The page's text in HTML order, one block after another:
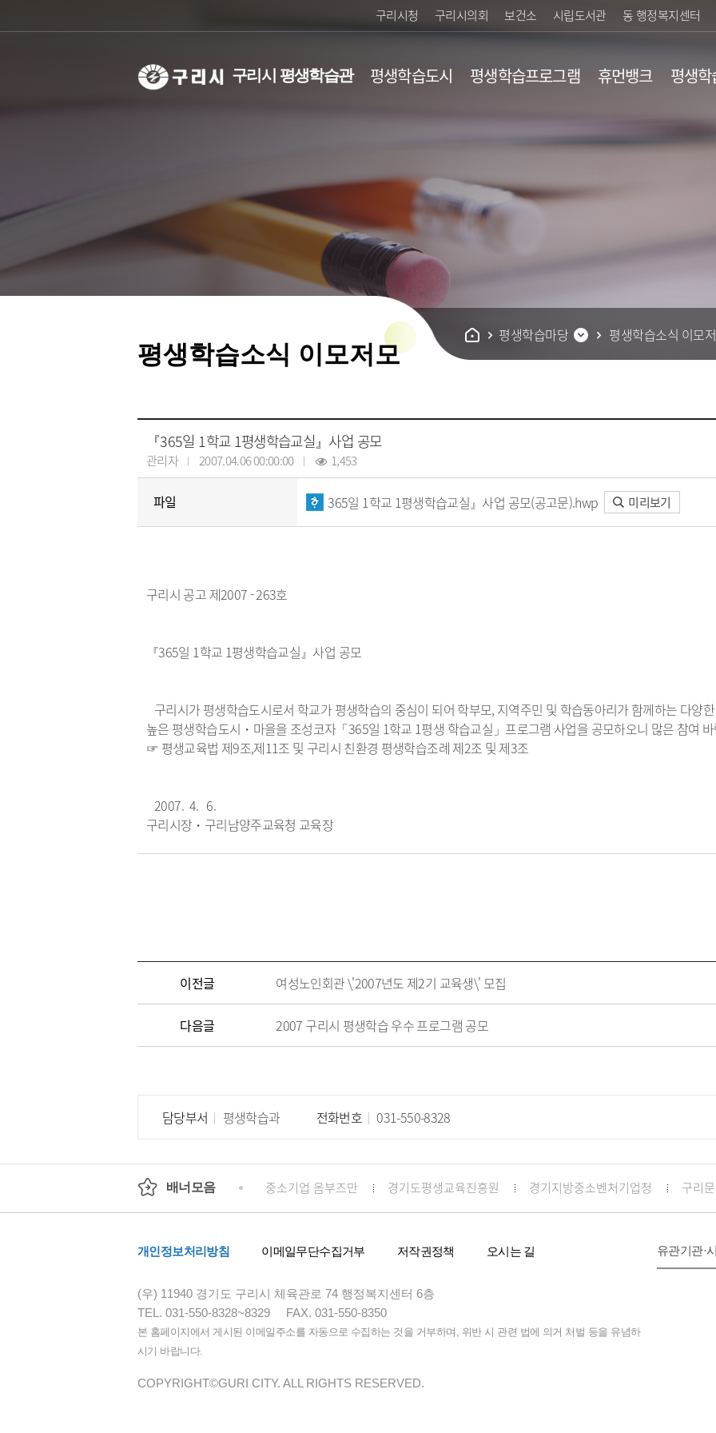
구리시청 구리시의회 보건소 시립도서관 동 행정복지센터
구리시 평생학습관 평생학습도시
연혁
오시는길
비전
성과공유
직원안내
평생교육 기관안내
평생학습지도
평생학습프로그램
교육대상별 분류
휴먼뱅크
학습동아리실 대관
등록현황/검색
우리동네학습공간
강사은행제란?
등록
평생
축제소개
평생학습마당 평생학습소식 이모
평생학습소식 이모저모
『365일 1학교 1평생학습교실』사업 공모
관리자 2007.04.06 00:00:00 1,453
파일 365일 1학교 1평생학습교실』사업 공모(공고문).hwp 미리보기
구리시 공고 제2007 - 263호
『365일 1학교 1평생학습교실』사업 공모
구리시가 평생학습도시로서 학교가 평생학습의 중심이 되어 학부모, 지역주민 및 학습동아리가 함께하는 다양
높은 평생학습도시・마을을 조성코자「365일 1학교 1평생 학습교실」프로그램 사업을 공모하오니 많은 참여
☞ 평생교육법 제9조,제11조 및 구리시 친환경 평생학습조례 제2조 및 제3조
2007. 4. 6.
구리시장・구리남양주교육청 교육장
이전글 여성노인회관 \'2007년도 제2기 교육생\' 모집
다음글 2007 구리시 평생학습 우수 프로그램 공모
담당부서 평생학습과 전화번호 031-550-8328
배너모음
경기도청 행정안전부 중소기업 옴부즈만 경기도평생교육진흥원 경기지방중소벤처기업청 구리
개인정보처리방침 이메일무단수집거부 저작권정책 오시는 길
(우) 11940 경기도 구리시 체육관로 74 행정복지센터 6층
TEL. 031-550-8328~8329
FAX. 031-550-8350
본 홈페이지에서 게시된 이메일주소를 자동으로 수집하는 것을 거부하며, 위반 시 관련 법에 의거 처벌 등을 유념하
시기 바랍니다.
COPYRIGHT©GURI CITY. ALL RIGHTS RESERVED.
유관기관·